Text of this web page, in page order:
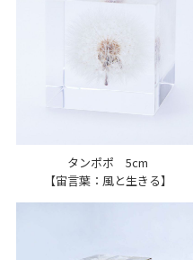
タンポポ 5cm
【宙言葉：風と生きる】